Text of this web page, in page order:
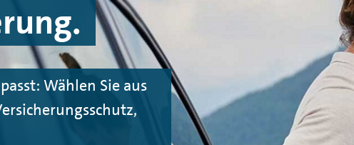
Wählen Sie aus